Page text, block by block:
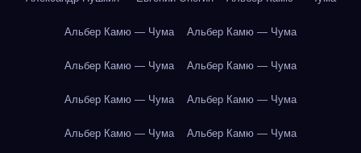
Альбер Камю — Чума Альбер Камю — Чума
Альбер Камю — Чума Альбер Камю — Чума
Альбер Камю — Чума Альбер Камю — Чума
Альбер Камю — Чума Альбер Камю — Чума